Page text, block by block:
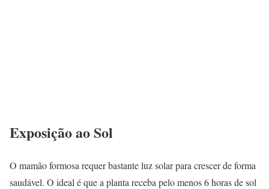
Exposição ao Sol
O mamão formosa requer bastante luz solar para crescer de forma
saudável. O ideal é que a planta receba pelo menos 6 horas de sol